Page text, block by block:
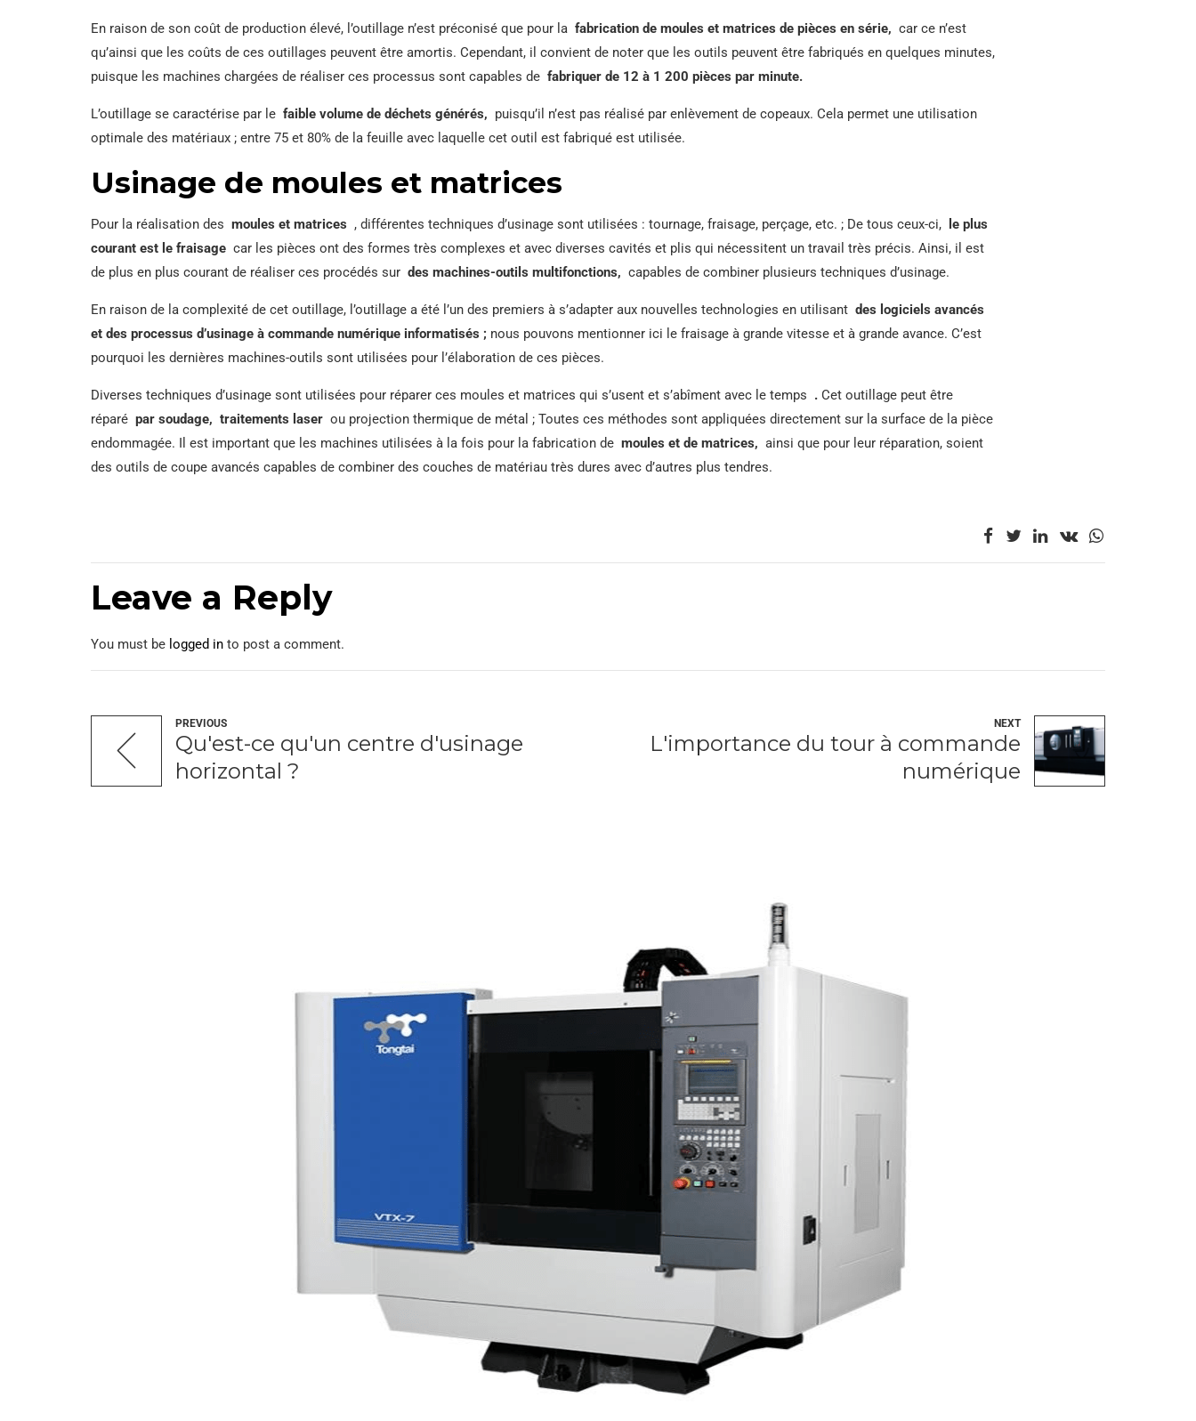
En raison de son coût de production élevé, l’outillage n’est préconisé que pour la fabrication de moules et matrices de pièces en série, car ce n’est
qu’ainsi que les coûts de ces outillages peuvent être amortis. Cependant, il convient de noter que les outils peuvent être fabriqués en quelques minutes,
puisque les machines chargées de réaliser ces processus sont capables de fabriquer de 12 à 1 200 pièces par minute.
L’outillage se caractérise par le faible volume de déchets générés, puisqu’il n’est pas réalisé par enlèvement de copeaux. Cela permet une utilisation
optimale des matériaux ; entre 75 et 80% de la feuille avec laquelle cet outil est fabriqué est utilisée.
Usinage de moules et matrices
Pour la réalisation des moules et matrices , différentes techniques d’usinage sont utilisées : tournage, fraisage, perçage, etc. ; De tous ceux-ci,
le plus
courant est le fraisage car les pièces ont des formes très complexes et avec diverses cavités et plis qui nécessitent un travail très précis. Ainsi, il est
de plus en plus courant de réaliser ces procédés sur des machines-outils multifonctions, capables de combiner plusieurs techniques d’usinage.
En raison de la complexité de cet outillage, l’outillage a été l’un des premiers à s’adapter aux nouvelles technologies en utilisant des logiciels avancés
et des processus d’usinage à commande numérique informatisés ; nous pouvons mentionner ici le fraisage à grande vitesse et à grande avance. C’est
pourquoi les dernières machines-outils sont utilisées pour l’élaboration de ces pièces.
Diverses techniques d’usinage sont utilisées pour réparer ces moules et matrices qui s’usent et s’abîment avec le temps . Cet outillage peut être
réparé par soudage, traitements laser ou projection thermique de métal ; Toutes ces méthodes sont appliquées directement sur la surface de la pièce
endommagée. Il est important que les machines utilisées à la fois pour la fabrication de moules et de matrices, ainsi que pour leur réparation, soient
des outils de coupe avancés capables de combiner des couches de matériau très dures avec d’autres plus tendres.
Leave a Reply
You must be logged in to post a comment.
PREVIOUS
Qu'est-ce qu'un centre d'usinage
horizontal ?
NEXT
L'importance du tour à commande
numérique